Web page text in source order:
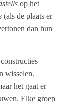
op het
(als de plaats er
dan hun
wisselen.
het gaat er
Elke groep